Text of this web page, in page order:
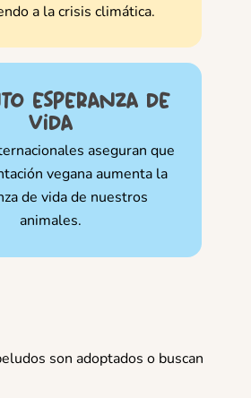
a la crisis climática.
esperanza de
vida
aseguran que
vegana aumenta la
de vida de nuestros
animales.
son adoptados o buscan